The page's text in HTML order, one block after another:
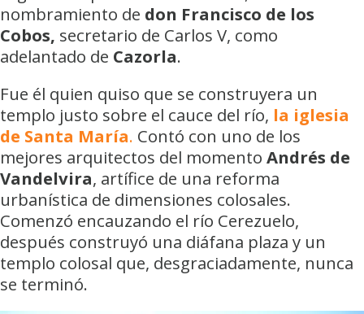
nombramiento de don Francisco de los
Cobos, secretario de Carlos V, como
adelantado de Cazorla.
Fue él quien quiso que se construyera un
templo justo sobre el cauce del río, la iglesia
de Santa María. Contó con uno de los
mejores arquitectos del momento Andrés de
Vandelvira, artífice de una reforma
urbanística de dimensiones colosales.
Comenzó encauzando el río Cerezuelo,
después construyó una diáfana plaza y un
templo colosal que, desgraciadamente, nunca
se terminó.